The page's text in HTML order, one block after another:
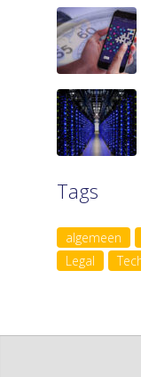
Tags
algemeen
Legal